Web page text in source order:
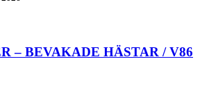
– BEVAKADE HÄSTAR / V86